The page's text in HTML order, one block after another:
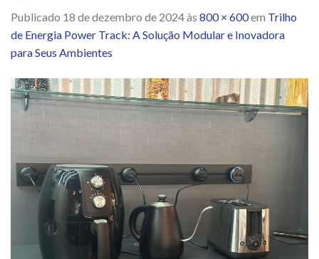
Publicado 18 de dezembro de 2024às 800 × 600em Trilho
de Energia Power Track: A Solução Modular e Inovadora
para Seus Ambientes